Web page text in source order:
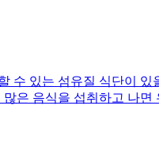
수 있는 섬유질 식단이 있
은 음식을 섭취하고 나